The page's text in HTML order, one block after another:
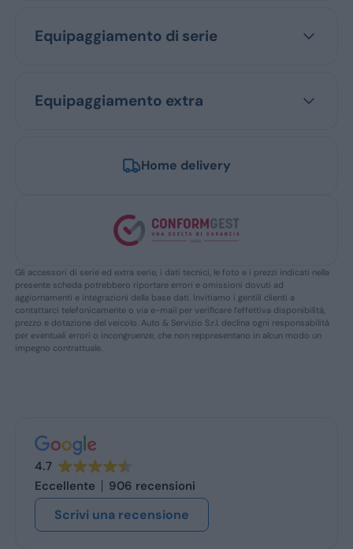
Equipaggiamento di serie
Equipaggiamento extra
Home delivery
Gli accessori di serie ed extra serie, i dati tecnici, le foto e i prezzi indicati nella
presente scheda potrebbero riportare errori e omissioni dovuti ad
aggiornamenti e integrazioni della base dati. Invitiamo i gentili clienti a
contattarci telefonicamente o via e-mail per verificare l’effettiva disponibilità,
prezzo e dotazione del veicolo. Auto & Servizio S.r.l. declina ogni responsabilità
per eventuali errori o incongruenze, che non reppresentano in alcun modo un
impegno contrattuale.
4.7
Eccellente
906 recensioni
Scrivi una recensione